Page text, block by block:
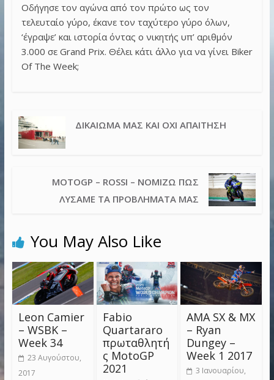
Οδήγησε τον αγώνα από τον πρώτο ως τον
τελευταίο γύρο, έκανε τον ταχύτερο γύρο όλων,
‘έγραψε’ και ιστορία όντας ο νικητής υπ’ αριθμόν
3.000 σε Grand Prix. Θέλει κάτι άλλο για να γίνει Biker
Of The Week;
ΔΙΚΑΊΩΜΑ ΜΑΣ ΚΑΙ ΌΧΙ ΑΠΑΊΤΗΣΗ
MOTOGP – ROSSI – ΝΟΜΊΖΩ ΠΩΣ
ΛΎΣΑΜΕ ΤΑ ΠΡΟΒΛΉΜΑΤΑ ΜΑΣ
You May Also Like
Leon Camier
– WSBK –
Week 34
23 Αυγούστου,
2017
Fabio
Quartararo
πρωταθλητή
ς MotoGP
2021
AMA SX & MX
– Ryan
Dungey –
Week 1 2017
3 Ιανουαρίου,